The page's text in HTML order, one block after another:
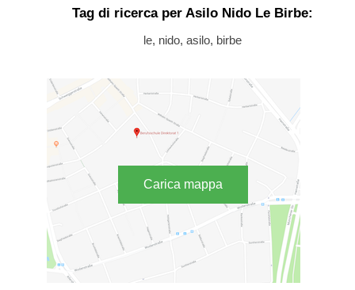
Tag di ricerca per Asilo Nido Le Birbe:
le, nido, asilo, birbe
Carica mappa